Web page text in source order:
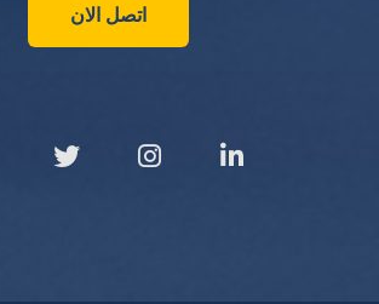
اتصل الان